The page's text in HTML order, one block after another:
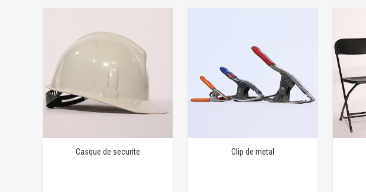
Casque de securite Clip de metal